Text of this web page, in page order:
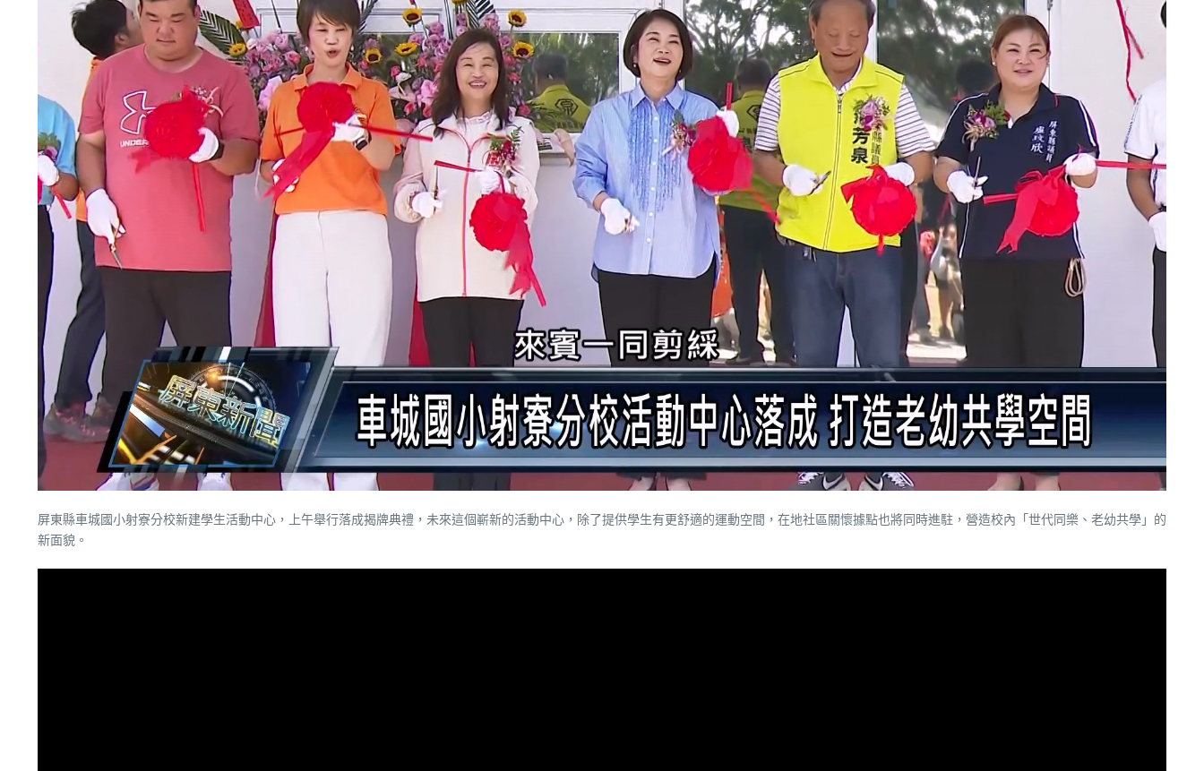
屏東縣車城國小射寮分校新建學生活動中心，上午舉行落成揭牌典禮，未來這個嶄新的活動中心，除了提供學生有更舒適的運動空間，在地社區關懷據點也將同時進駐，營造校內「世代同樂、老幼共學」的
新面貌。